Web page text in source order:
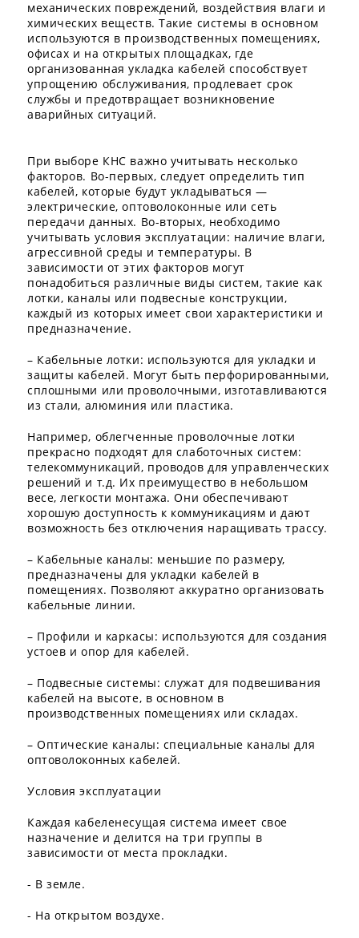
механических повреждений, воздействия влаги и
химических веществ. Такие системы в основном
используются в производственных помещениях,
офисах и на открытых площадках, где
организованная укладка кабелей способствует
упрощению обслуживания, продлевает срок
службы и предотвращает возникновение
аварийных ситуаций.
При выборе КНС важно учитывать несколько
факторов. Во-первых, следует определить тип
кабелей, которые будут укладываться —
электрические, оптоволоконные или сеть
передачи данных. Во-вторых, необходимо
учитывать условия эксплуатации: наличие влаги,
агрессивной среды и температуры. В
зависимости от этих факторов могут
понадобиться различные виды систем, такие как
лотки, каналы или подвесные конструкции,
каждый из которых имеет свои характеристики и
предназначение.
– Кабельные лотки: используются для укладки и
защиты кабелей. Могут быть перфорированными,
сплошными или проволочными, изготавливаются
из стали, алюминия или пластика.
Например, облегченные проволочные лотки
прекрасно подходят для слаботочных систем:
телекоммуникаций, проводов для управленческих
решений и т.д. Их преимущество в небольшом
весе, легкости монтажа. Они обеспечивают
хорошую доступность к коммуникациям и дают
возможность без отключения наращивать трассу.
– Кабельные каналы: меньшие по размеру,
предназначены для укладки кабелей в
помещениях. Позволяют аккуратно организовать
кабельные линии.
– Профили и каркасы: используются для создания
устоев и опор для кабелей.
– Подвесные системы: служат для подвешивания
кабелей на высоте, в основном в
производственных помещениях или складах.
– Оптические каналы: специальные каналы для
оптоволоконных кабелей.
Условия эксплуатации
Каждая кабеленесущая система имеет свое
назначение и делится на три группы в
зависимости от места прокладки.
- В земле.
- На открытом воздухе.